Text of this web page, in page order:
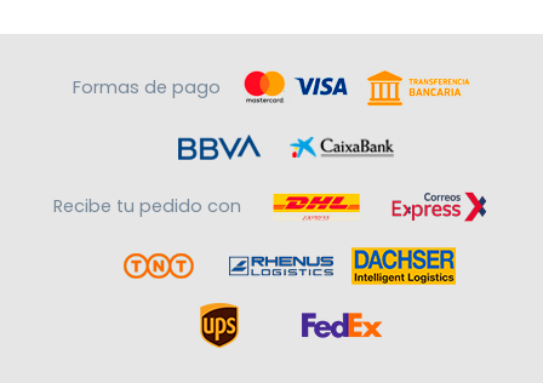
Formas de pago
Recibe tu pedido con